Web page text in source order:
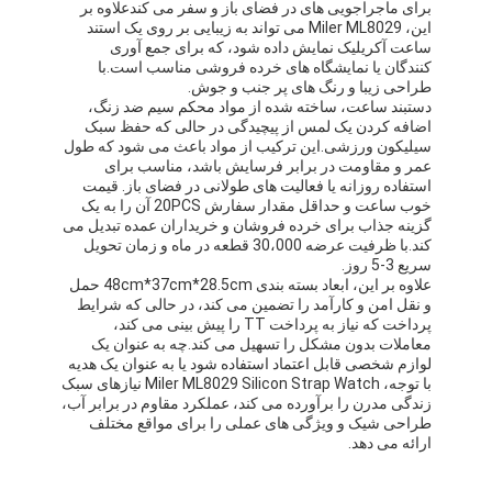
برای ماجراجویی های در فضای باز و سفر می کندعلاوه بر
این، Miler ML8029 می تواند به زیبایی بر روی یک استند
ساعت آکریلیک نمایش داده شود، که برای جمع آوری
کنندگان یا نمایشگاه های خرده فروشی مناسب است.با
طراحی زیبا و رنگ های پر جنب و جوش.
دستبند ساعت، ساخته شده از مواد محکم سیم ضد زنگ،
اضافه کردن یک لمس از پیچیدگی در حالی که حفظ سبک
سیلیکون ورزشی.این ترکیب از مواد باعث می شود که طول
عمر و مقاومت در برابر فرسایش باشد، مناسب برای
استفاده روزانه یا فعالیت های طولانی در فضای باز. قیمت
خوب ساعت و حداقل مقدار سفارش 20PCS آن را به یک
گزینه جذاب برای خرده فروشان و خریداران عمده تبدیل می
کند.با ظرفیت عرضه 30،000 قطعه در ماه و زمان تحویل
سریع 3-5 روز.
علاوه بر این، ابعاد بسته بندی 48cm*37cm*28.5cm حمل
و نقل امن و کارآمد را تضمین می کند، در حالی که شرایط
پرداخت که نیاز به پرداخت TT را پیش بینی می کند،
معاملات بدون مشکل را تسهیل می کند.چه به عنوان یک
لوازم شخصی قابل اعتماد استفاده شود یا به عنوان یک هدیه
با توجه، Miler ML8029 Silicon Strap Watch نیازهای سبک
زندگی مدرن را برآورده می کند، عملکرد مقاوم در برابر آب،
طراحی شیک و ویژگی های عملی را برای مواقع مختلف
ارائه می دهد.